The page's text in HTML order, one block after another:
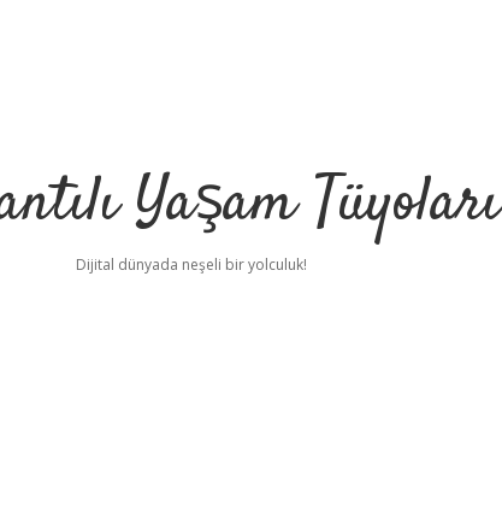
Yaşam Tüyoları
Dijital dünyada neşeli bir yolculuk!